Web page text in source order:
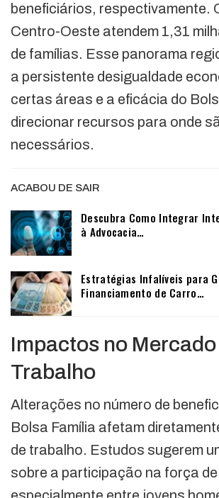
beneficiários, respectivamente.
Centro-Oeste atendem 1,31
de famílias. Esse panorama
a persistente desigualdade
certas áreas e a eficácia do
direcionar recursos para onde
necessários.
ACABOU DE SAIR
Descubra Como Integrar
à Advocacia…
Estratégias Infalíveis para
Financiamento de Carro…
Impactos no
Trabalho
Alterações no número de
Bolsa Família afetam
de trabalho. Estudos sugerem
sobre a participação na força